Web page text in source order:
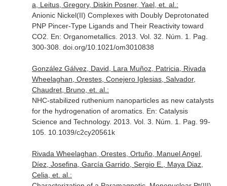
a, Leitus, Gregory, Diskin Posner, Yael, et. al.:
Anionic Nickel(II) Complexes with Doubly Deprotonated
PNP Pincer-Type Ligands and Their Reactivity toward
CO2. En: Organometallics. 2013. Vol. 32. Núm. 1. Pag.
300-308. doi.org/10.1021/om3010838
González Gálvez, David, Lara Muñoz, Patricia, Rivada
Wheelaghan, Orestes, Conejero Iglesias, Salvador,
Chaudret, Bruno, et. al.:
NHC-stabilized ruthenium nanoparticles as new catalysts
for the hydrogenation of aromatics. En: Catalysis
Science and Technology. 2013. Vol. 3. Núm. 1. Pag. 99-
105. 10.1039/c2cy20561k
Rivada Wheelaghan, Orestes, Ortuño, Manuel Angel,
Díez, Josefina, García Garrido, Sergio E., Maya Diaz,
Celia, et. al.: